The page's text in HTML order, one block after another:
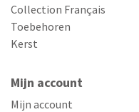
Collection Français
Toebehoren
Kerst
Mijn account
Mijn account